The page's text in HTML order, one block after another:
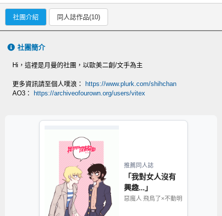
社團介紹 同人誌作品(10)
社團簡介
Hi，這裡是月曼的社團，以歐美二創/文手為主
更多資訊請至個人噗浪：
https://www.plurk.com/shihchan
AO3：
https://archiveofourown.org/users/vitex
推薦同人誌
「我對女人沒有
興趣...」
惡魔人 飛鳥了×不動明